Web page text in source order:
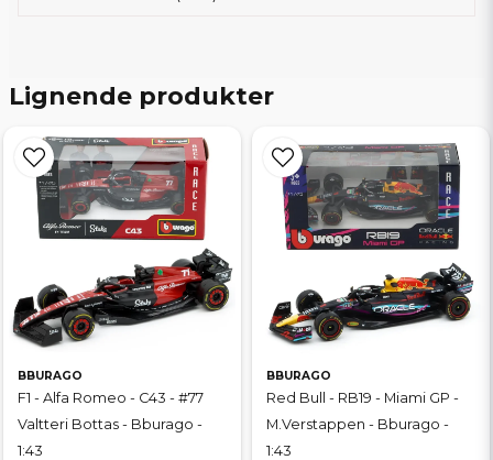
Lignende produkter
BBURAGO
F1 - Alfa Romeo - C43 - #77
Valtteri Bottas - Bburago -
1:43
BBURAGO
Red Bull - RB19 - Miami GP -
M.Verstappen - Bburago -
1:43